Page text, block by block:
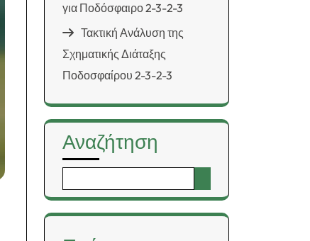
για Ποδόσφαιρο 2-3-2-3
Τακτική Ανάλυση της
Σχηματικής Διάταξης
Ποδοσφαίρου 2-3-2-3
Αναζήτηση
for: